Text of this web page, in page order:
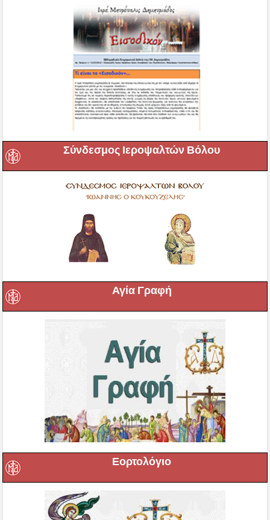
Σύνδεσμος Ιεροψαλτών Βόλου
Αγία Γραφή
Εορτολόγιο